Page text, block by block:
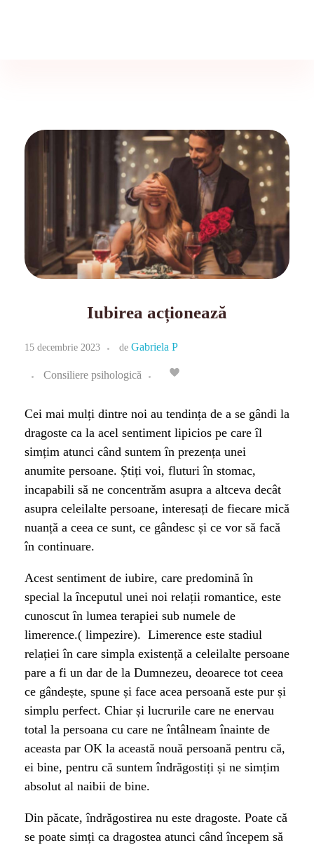
Iubirea acționează
15 decembrie 2023 de Gabriela P
Consiliere psihologică
Cei mai mulți dintre noi au tendința de a se gândi la
dragoste ca la acel sentiment lipicios pe care îl
simțim atunci când suntem în prezența unei
anumite persoane. Știți voi, fluturi în stomac,
incapabili să ne concentrăm asupra a altceva decât
asupra celeilalte persoane, interesați de fiecare mică
nuanță a ceea ce sunt, ce gândesc și ce vor să facă
în continuare.
Acest sentiment de iubire, care predomină în
special la începutul unei noi relații romantice, este
cunoscut în lumea terapiei sub numele de
limerence.( limpezire). Limerence este stadiul
relației în care simpla existență a celeilalte persoane
pare a fi un dar de la Dumnezeu, deoarece tot ceea
ce gândește, spune și face acea persoană este pur și
simplu perfect. Chiar și lucrurile care ne enervau
total la persoana cu care ne întâlneam înainte de
aceasta par OK la această nouă persoană pentru că,
ei bine, pentru că suntem îndrăgostiți și ne simțim
absolut al naibii de bine.
Din păcate, îndrăgostirea nu este dragoste. Poate că
se poate simți ca dragostea atunci când începem să